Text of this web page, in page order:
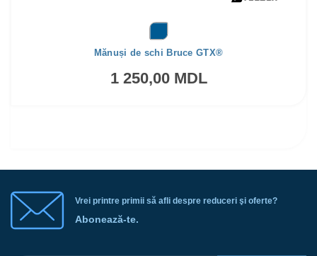
Mănuși de schi Bruce GTX®
1 250,00 MDL
Vrei printre primii să afli despre reduceri şi oferte?
Abonează-te.